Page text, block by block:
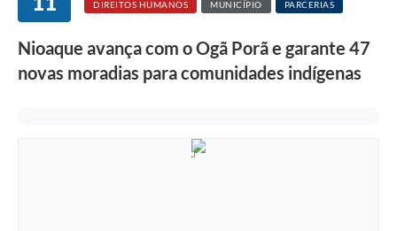
DIREITOS HUMANOS MUNICÍPIO PARCERIAS
Nioaque avança com o Ogã Porã e garante 47
novas moradias para comunidades indígenas